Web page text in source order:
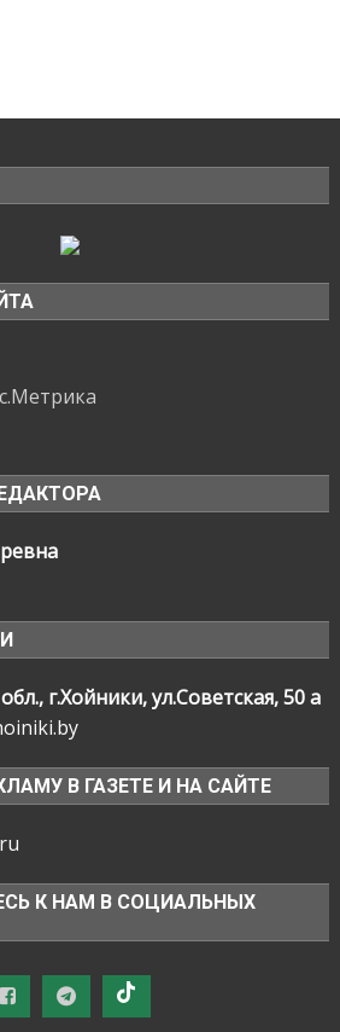
г.Хойники, ул.Советская, 50 а
В ГАЗЕТЕ И НА САЙТЕ
К НАМ В СОЦИАЛЬНЫХ